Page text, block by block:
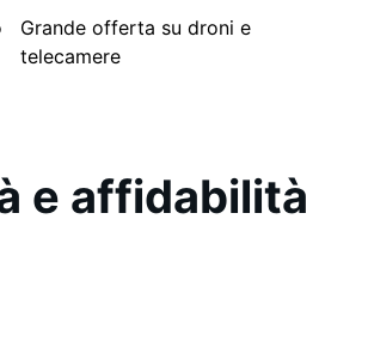
Grande offerta su droni e
telecamere
e affidabilità